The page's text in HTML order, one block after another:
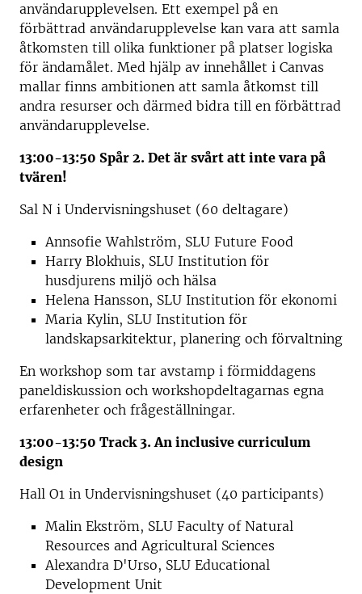
användarupplevelsen. Ett exempel på en
förbättrad användarupplevelse kan vara att samla
åtkomsten till olika funktioner på platser logiska
för ändamålet. Med hjälp av innehållet i Canvas
mallar finns ambitionen att samla åtkomst till
andra resurser och därmed bidra till en förbättrad
användarupplevelse.
13:00-13:50 Spår 2. Det är svårt att inte vara på
tvären!
Sal N i Undervisningshuset (60 deltagare)
Annsofie Wahlström, SLU Future Food
Harry Blokhuis, SLU Institution för
husdjurens miljö och hälsa
Helena Hansson, SLU Institution för ekonomi
Maria Kylin, SLU Institution för
landskapsarkitektur, planering och förvaltning
En workshop som tar avstamp i förmiddagens
paneldiskussion och workshopdeltagarnas egna
erfarenheter och frågeställningar.
13:00-13:50 Track 3. An inclusive curriculum
design
Hall O1 in Undervisningshuset (40 participants)
Malin Ekström, SLU Faculty of Natural
Resources and Agricultural Sciences
Alexandra D'Urso, SLU Educational
Development Unit